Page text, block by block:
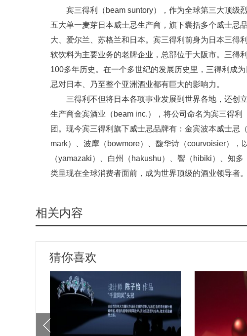
宾三得利（beam suntory），作为全球第三大顶级
五大单一麦芽日本威士忌生产商，旗下囊括多个威士忌
大、爱尔兰、苏格兰和日本。宾三得利前身为日本三得
软饮料为主要业务的老牌企业，总部位于大阪市。三得
100多年历史。在一个多世纪的发展历史里，三得利成
忌对日本、乃至整个亚洲酒业都有巨大的影响力。
三得利不但将日本各项事业发展到世界各地，还创
生产商金宾酒业（beam inc.），将公司命名为宾三得
团。现今宾三得利旗下威士忌品牌有：金宾波本威士忌
mark）、波摩（bowmore）、馥华诗（courvoisier），
（yamazaki）、白州（hakushu）、響（hibiki）、知
类呈现在全球消费者面前，成为世界顶级的酒业领导者。
相关内容
猜你喜欢